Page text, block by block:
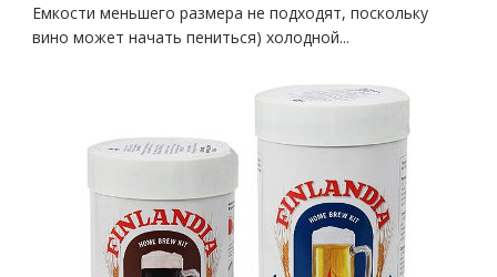
Емкости меньшего размера не подходят, поскольку
вино может начать пениться) холодной...